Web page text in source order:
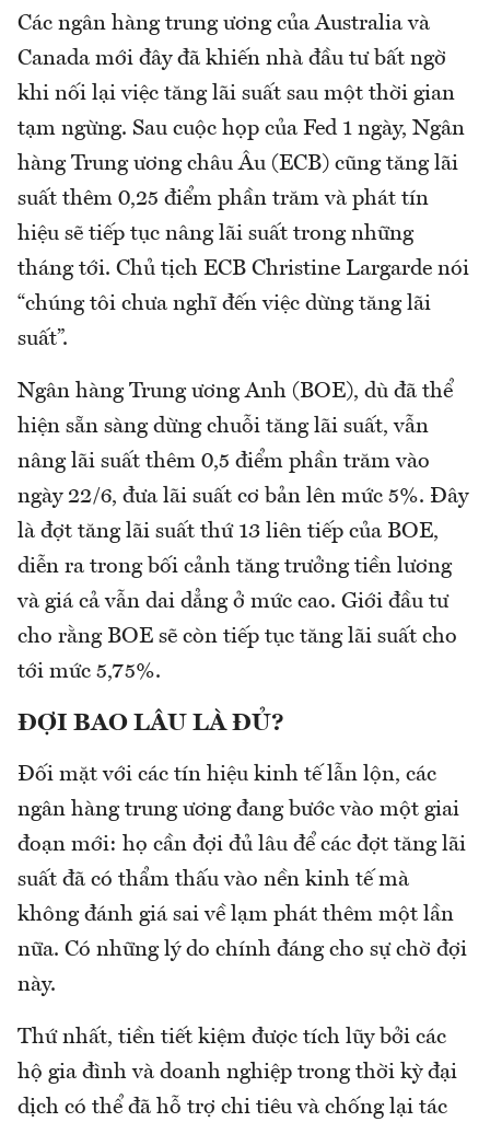
Các ngân hàng trung ương của Australia và
Canada mới đây đã khiến nhà đầu tư bất ngờ
khi nối lại việc tăng lãi suất sau một thời gian
tạm ngừng. Sau cuộc họp của Fed 1 ngày, Ngân
hàng Trung ương châu Âu (ECB) cũng tăng lãi
suất thêm 0,25 điểm phần trăm và phát tín
hiệu sẽ tiếp tục nâng lãi suất trong những
tháng tới. Chủ tịch ECB Christine Largarde nói
“chúng tôi chưa nghĩ đến việc dừng tăng lãi
suất”.
Ngân hàng Trung ương Anh (BOE), dù đã thể
hiện sẵn sàng dừng chuỗi tăng lãi suất, vẫn
nâng lãi suất thêm 0,5 điểm phần trăm vào
ngày 22/6, đưa lãi suất cơ bản lên mức 5%. Đây
là đợt tăng lãi suất thứ 13 liên tiếp của BOE,
diễn ra trong bối cảnh tăng trưởng tiền lương
và giá cả vẫn dai dẳng ở mức cao. Giới đầu tư
cho rằng BOE sẽ còn tiếp tục tăng lãi suất cho
tới mức 5,75%.
ĐỢI BAO LÂU LÀ ĐỦ?
Đối mặt với các tín hiệu kinh tế lẫn lộn, các
ngân hàng trung ương đang bước vào một giai
đoạn mới: họ cần đợi đủ lâu để các đợt tăng lãi
suất đã có thẩm thấu vào nền kinh tế mà
không đánh giá sai về lạm phát thêm một lần
nữa. Có những lý do chính đáng cho sự chờ đợi
này.
Thứ nhất, tiền tiết kiệm được tích lũy bởi các
hộ gia đình và doanh nghiệp trong thời kỳ đại
dịch có thể đã hỗ trợ chi tiêu và chống lại tác